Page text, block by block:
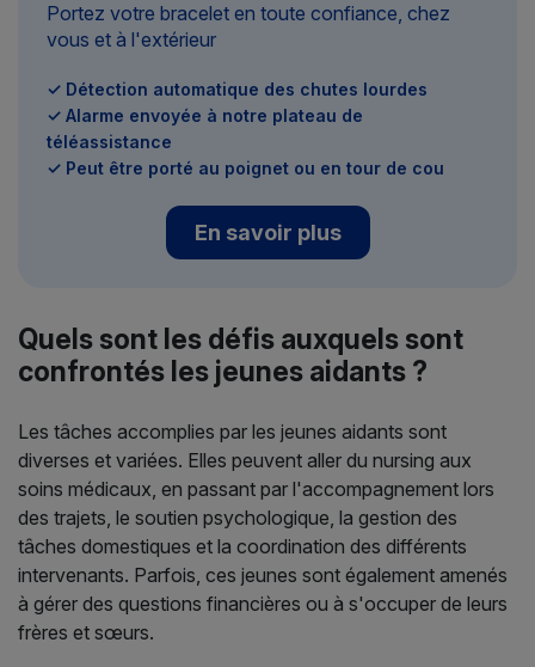
Portez votre bracelet en toute confiance, chez
vous et à l'extérieur
✓ Détection automatique des chutes lourdes
✓ Alarme envoyée à notre plateau de
téléassistance
✓ Peut être porté au poignet ou en tour de cou
En savoir plus
Quels sont les défis auxquels sont
confrontés les jeunes aidants ?
Les tâches accomplies par les jeunes aidants sont
diverses et variées. Elles peuvent aller du nursing aux
soins médicaux, en passant par l'accompagnement lors
des trajets, le soutien psychologique, la gestion des
tâches domestiques et la coordination des différents
intervenants. Parfois, ces jeunes sont également amenés
à gérer des questions financières ou à s'occuper de leurs
frères et sœurs.